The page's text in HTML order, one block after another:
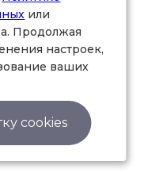
с иском.
или его
должен
как на момент
на момент ее
или
Продолжая
настроек,
ваших
cookies